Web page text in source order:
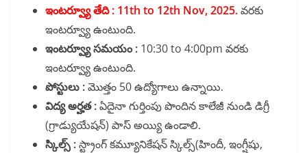
ఇంటర్వ్యూ తేది : 11th to 12th Nov, 2025.వరకు
ఇంటర్వ్యూ ఉంటుంది.
ఇంటర్వ్యూ సమయం : 10:30 to 4:00pm వరకు
ఇంటర్వ్యూ ఉంటుంది.
పోస్టులు :మొత్తం 50 ఉద్యోగాలు ఉన్నాయి.
విద్య అర్హత :ఏదైనా గుర్తింపు పొందిన కాలేజీ నుండి డిగ్రీ
(గ్రాడ్యుయేషన్) పాస్ అయ్యి ఉండాలి.
స్కిల్స్ :స్ట్రాంగ్ కమ్యూనికేషన్ స్కిల్స్(హిందీ, ఇంగ్షీషు,